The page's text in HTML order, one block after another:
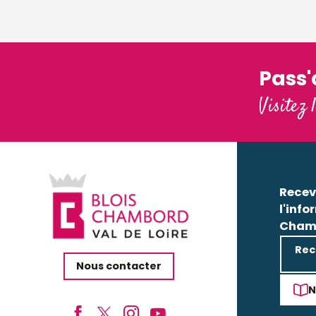
Visitez
Nous contacter